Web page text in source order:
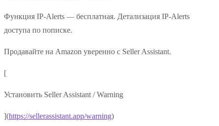
Функция IP-Alerts — бесплатная. Детализация IP-Alerts
доступа по пописке.
Продавайте на Amazon уверенно с Seller Assistant.
[
Установить Seller Assistant / Warning
](https://sellerassistant.app/warning)